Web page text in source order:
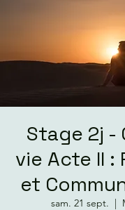
Stage 2j -
vie Acte II :
et
sam. 21 sept.
  |